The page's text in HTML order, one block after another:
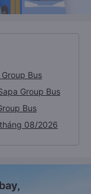
Bus
Group Bus
Bus
08/2026